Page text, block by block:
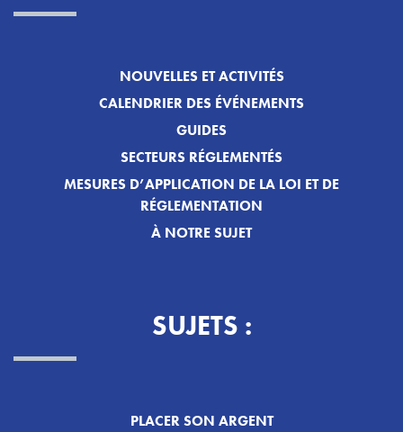
NOUVELLES ET ACTIVITÉS
CALENDRIER DES ÉVÉNEMENTS
GUIDES
SECTEURS RÉGLEMENTÉS
MESURES D’APPLICATION DE LA LOI ET DE
RÉGLEMENTATION
À NOTRE SUJET
SUJETS :
PLACER SON ARGENT